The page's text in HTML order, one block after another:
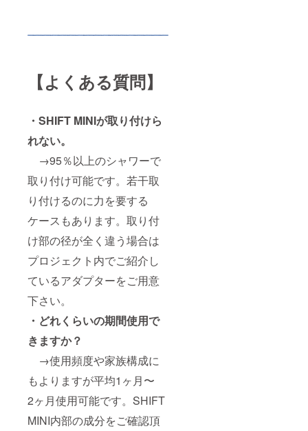
【よくある質問】
・SHIFT MINIが取り付けら
れない。
→95％以上のシャワーで
取り付け可能です。若干取
り付けるのに力を要する
ケースもあります。取り付
け部の径が全く違う場合は
プロジェクト内でご紹介し
ているアダプターをご用意
下さい。
・どれくらいの期間使用で
きますか？
→使用頻度や家族構成に
もよりますが平均1ヶ月〜
2ヶ月使用可能です。SHIFT
MINI内部の成分をご確認頂